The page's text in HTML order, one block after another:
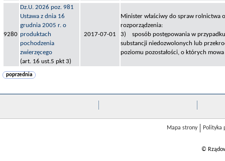
9280
Dz.U. 2026 poz. 981
Ustawa z dnia 16
grudnia 2005 r. o
produktach
pochodzenia
zwierzęcego
(art. 16 ust.5 pkt 3)
2017-07-01
Minister właściwy do spraw rolnictwa
rozporządzenia:
3) sposób postępowania w
substancji niedozwolonych lub
poziomu pozostałości, o których
poprzednia
Mapa strony Polityka
©